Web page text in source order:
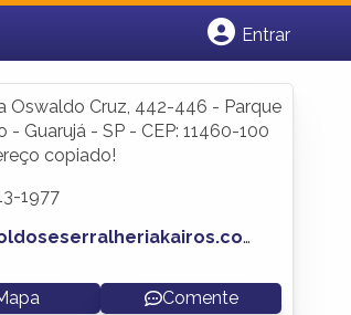
Entrar
Oswaldo Cruz, 442-446 - Parque
- Guarujá - SP - CEP: 11460-100
copiado!
1977
www.toldoseserralheriakairos.com.br
Comente